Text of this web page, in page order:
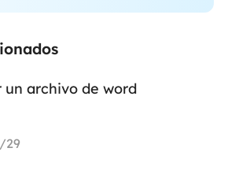
un archivo de word
29